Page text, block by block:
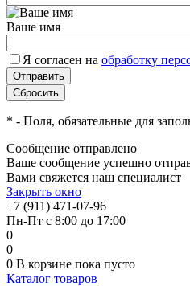
Ваше имя
Я согласен на обработку
* - Поля, обязательные для
Сообщение отправлено
Ваше сообщение успешно
Вами свяжется наш специалист
Закрыть окно
+7 (911) 471-07-96
Пн-Пт с 8:00 до 17:00
0
0
0 В корзине пока пусто
Каталог товаров